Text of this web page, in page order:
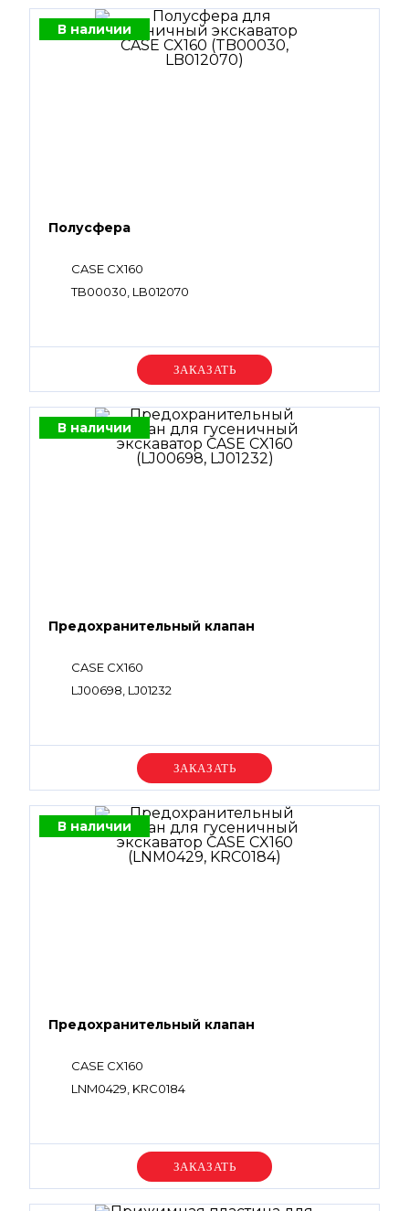
В наличии
Полусфера
CASE CX160
TB00030, LB012070
Уточняйте цену
В наличии
Предохранительный клапан
CASE CX160
LJ00698, LJ01232
Уточняйте цену
В наличии
Предохранительный клапан
CASE CX160
LNM0429, KRC0184
Уточняйте цену